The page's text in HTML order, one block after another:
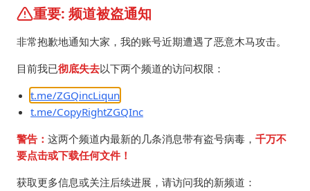
#频道 #群组 #图片 #视频 #GalGame #黄油
©2024 ZGQ Inc.All rights reserved
重要: 频道被盗通知
非常抱歉地通知大家，我的账号近期遭遇了恶意木马攻击。
目前我已彻底失去以下两个频道的访问权限：
t.me/ZGQincLiqun
t.me/CopyRightZGQInc
警告： 这两个频道内最新的几条消息带有盗号病毒， 千万不
要点击或下载任何文件！
获取更多信息或关注后续进展，请访问我的新频道：